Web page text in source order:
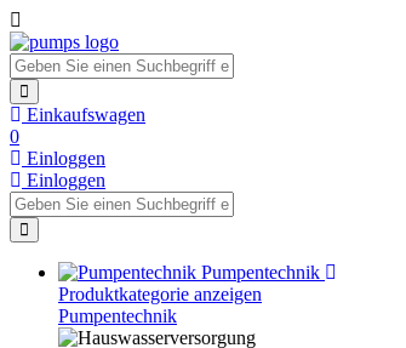
Einkaufswagen
0
Einloggen
Einloggen
Pumpentechnik
Produktkategorie anzeigen
Pumpentechnik